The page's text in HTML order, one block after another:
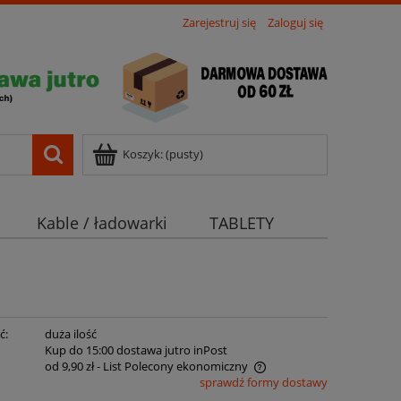
Zarejestruj się Zaloguj się
Koszyk:(pusty)
Kable / ładowarki TABLETY
duża ilość
Kup do 15:00 dostawa jutro inPost
od 9,90 zł- List Polecony ekonomiczny
sprawdź formy dostawy